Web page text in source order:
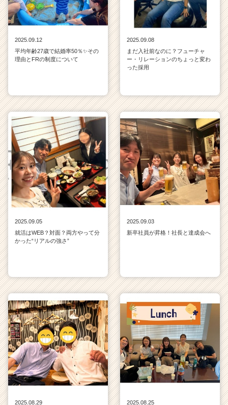
2025.09.12
平均年齢27歳で結婚率50％✨その
理由とFRの制度について
2025.09.08
まだ入社前なのに？フューチャ
ー・リレーションのちょっと変わ
った採用
2025.09.05
就活はWEB？対面？両方やって分
かった“リアルの強さ”
2025.09.03
新卒社員が昇格！社長と達成会へ
2025.08.29
2025.08.25